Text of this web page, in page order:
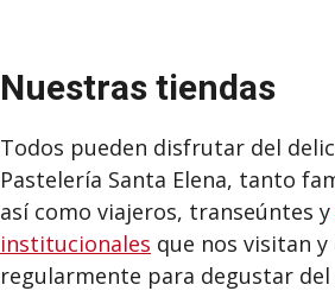
Nuestras tiendas
Todos pueden disfrutar del
Pastelería Santa Elena, tanto
así como viajeros, transeúntes y
institucionales que nos visitan
regularmente para degustar